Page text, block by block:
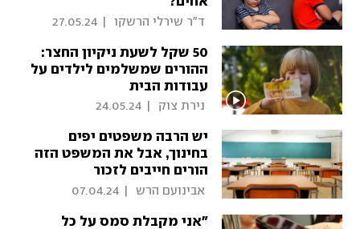
ד"ר שירלי הרשקו 27.05.24
50 שקל לשעת ניקיון החצר:
ההורים שמשלמים לילדים על
עבודות הבית
נירת צוק 24.05.24
יש הרבה משפטים יפים
בחינוך, אבל את המשפט הזה
הורים חייבים לזכור
אבינועם הרש 07.04.24
"אני מקבלת סמס על כל